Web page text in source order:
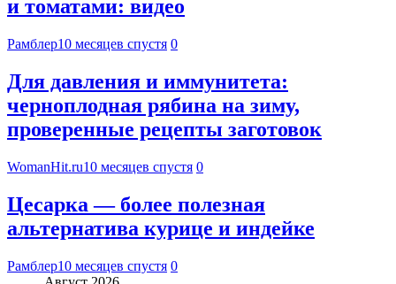
и томатами: видео
Рамблер10 месяцев спустя 0
Для давления и иммунитета:
черноплодная рябина на зиму,
проверенные рецепты заготовок
WomanHit.ru10 месяцев спустя 0
Цесарка — более полезная
альтернатива курице и индейке
Рамблер10 месяцев спустя 0